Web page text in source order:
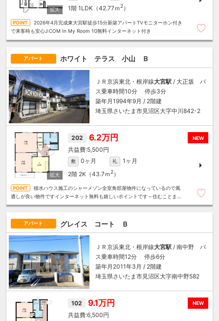
1階 1LDK（42.77ｍ 2）
2026年4月完成東大宮駅徒歩15分新築アパートTVモニターホン付き
で来客時も安心J:COM In My Room 1G無料インターネット付き
アパート ホワイト テラス 小山 Ｂ
ＪＲ京浜東北・根岸線大宮駅 / 大正坂 バ
ス乗車時間10分 停歩3分
築年月1994年9月 / 2階建
埼玉県さいたま市見沼区大字中川842-2
NEW
202 6.2万円
5,500円
敷 0ヶ月 礼
1ヶ月
2階 2K（43.7ｍ 2）
積水ハウス施工のシャーメゾン全室角部屋物件になっているので風
通しが良い物件ですインターネット無料も嬉しいポイントです～住むことまる
アパート グレイス コート Ｂ
ＪＲ京浜東北・根岸線大宮駅 / 南中野 バ
ス乗車時間12分 停歩6分
築年月2011年3月 / 2階建
埼玉県さいたま市見沼区大字南中野582
NEW
102 9.1万円
6,500円